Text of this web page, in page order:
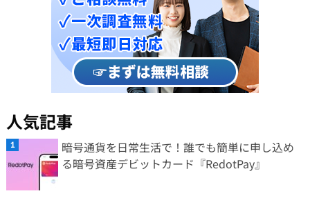
人気記事
暗号通貨を日常生活で！誰でも簡単に申し込め
る暗号資産デビットカード『RedotPay』